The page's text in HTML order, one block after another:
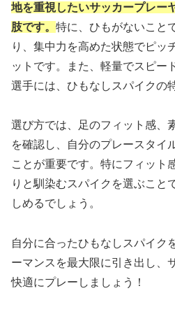
地を重視したいサッカープレー
肢です。 特に、ひもがないこと
り、集中力を高めた状態でピッ
ットです。また、軽量でスピー
選手には、ひもなしスパイクの
選び方では、足のフィット感、
を確認し、自分のプレースタイ
ことが重要です。特にフィット
りと馴染むスパイクを選ぶこと
しめるでしょう。
自分に合ったひもなしスパイク
ーマンスを最大限に引き出し、
快適にプレーしましょう！